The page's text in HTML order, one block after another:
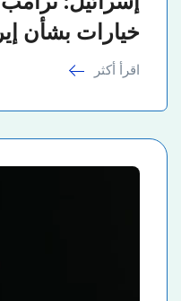
خيارات بشأن
اقرأ أكثر